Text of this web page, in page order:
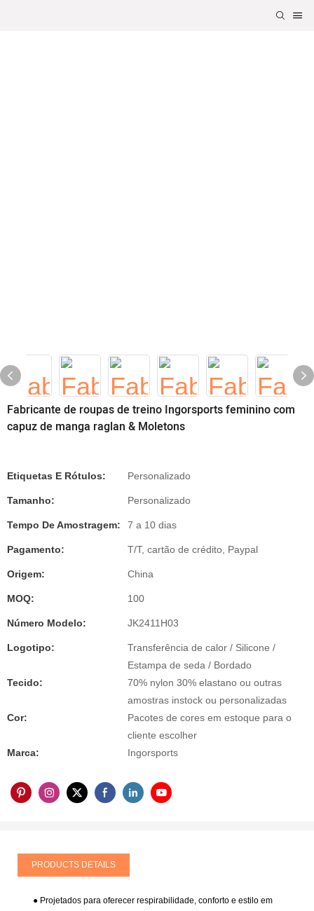
Fabricante de roupas de treino Ingorsports feminino com
capuz de manga raglan & Moletons
Etiquetas E Rótulos: Personalizado
Tamanho: Personalizado
Tempo De Amostragem: 7 a 10 dias
Pagamento: T/T, cartão de crédito, Paypal
Origem: China
MOQ: 100
Número Modelo: JK2411H03
Logotipo:
Transferência de calor / Silicone /
Estampa de seda / Bordado
Tecido:
70% nylon 30% elastano ou outras
amostras instock ou personalizadas
Cor:
Pacotes de cores em estoque para o
cliente escolher
Marca:
Ingorsports
PRODUCTS DETAILS
● Projetados para oferecer respirabilidade, conforto e estilo em